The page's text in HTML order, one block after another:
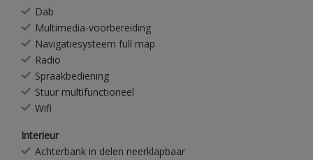
Dab
Multimedia-voorbereiding
Navigatiesysteem full map
Radio
Spraakbediening
Stuur multifunctioneel
Wifi
Interieur
Achterbank in delen neerklapbaar